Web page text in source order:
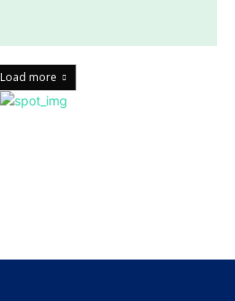
Load more